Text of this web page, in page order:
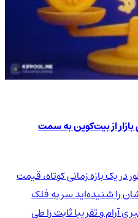
از بیت‌کوین به سمت
یک بازه زمانی کوتاه، قیمت
را شنیده‌اید سر به فلک
و تقریبا ثابت را طی